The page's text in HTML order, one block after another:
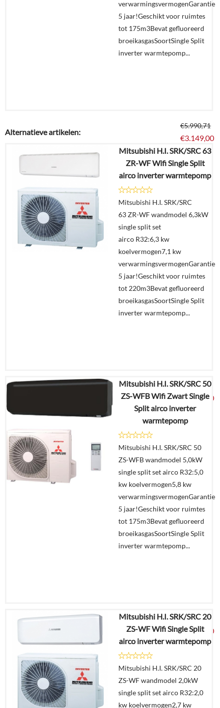
verwarmingsvermogenGarantie
5 jaar!Geschikt voor ruimtes
tot 175m3Bevat gefluoreerd
broeikasgasSoortSingle Split
inverter warmtepomp...
€5.990,71
€3.149,00
Details
aanvragen?
In
Alternatieve artikelen:
Mitsubishi H.I. SRK/SRC 63
ZR-WF Wifi Single Split
airco inverter warmtepomp
Mitsubishi H.I. SRK/SRC
63 ZR-WF wandmodel 6,3kW
single split set
airco R32:6,3 kw
koelvermogen7,1 kw
verwarmingsvermogenGarantie
5 jaar!Geschikt voor ruimtes
tot 220m3Bevat gefluoreerd
broeikasgasSoortSingle Split
inverter warmtepomp...
€4.150,30
€2.299,00
Details
Offerte
aanvragen?
In
winkelmand
Mitsubishi H.I. SRK/SRC 50
ZS-WFB Wifi Zwart Single
Split airco inverter
warmtepomp
Mitsubishi H.I. SRK/SRC 50
ZS-WFB wandmodel 5,0kW
single split set airco R32:5,0
kw koelvermogen5,8 kw
verwarmingsvermogenGarantie
5 jaar!Geschikt voor ruimtes
tot 175m3Bevat gefluoreerd
broeikasgasSoortSingle Split
inverter warmtepomp...
€5.990,71
€3.149,00
Offerte
aanvragen?
Mitsubishi H.I. SRK/SRC 20
ZS-WF Wifi Single Split
airco inverter warmtepomp
Mitsubishi H.I. SRK/SRC 20
ZS-WF wandmodel 2,0kW
single split set airco R32:2,0
kw koelvermogen2,7 kw